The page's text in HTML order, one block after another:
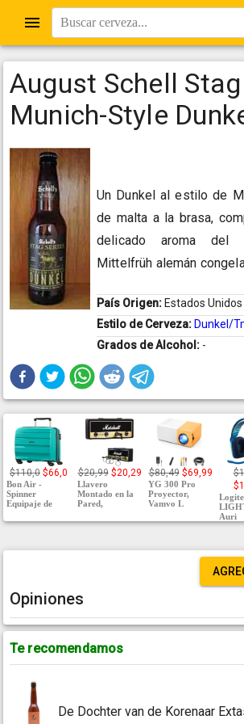
Buscar cerveza...
August Schell
Munich-Style
Un Dunkel al estilo de
de malta a la brasa,
delicado aroma del
Mittelfrüh alemán
País Origen: Estados Unidos
Estilo de Cerveza: Dunkel/
Grados de Alcohol: -
$110,0 $66,0
Bon Air -
Spinner
Equipaje de
$20,99 $20,29
Llavero
Montado en la
Pared,
$80,49 $69,99
YG 300 Pro
Proyector,
Vamvo L
Auri
Opiniones
Te recomendamos
De Dochter van de Korenaar